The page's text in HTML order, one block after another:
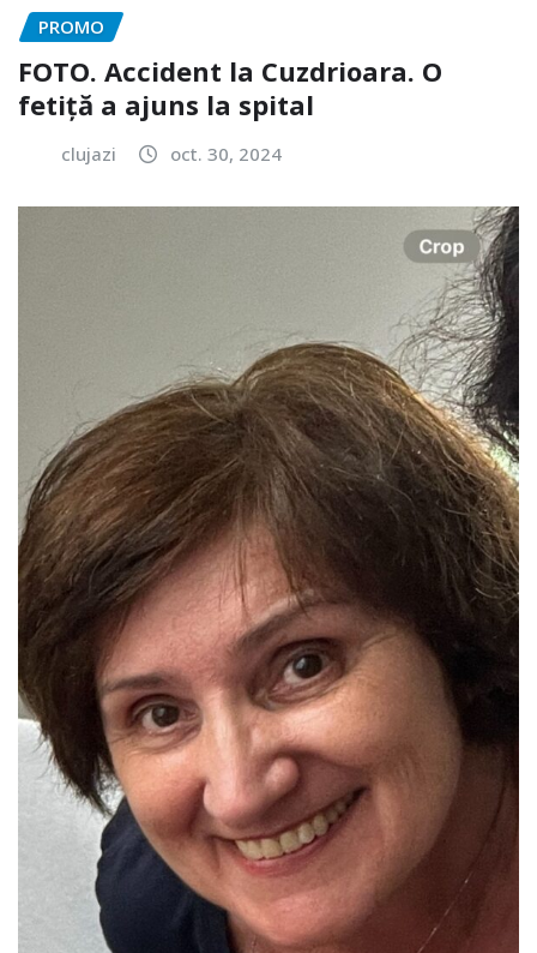
PROMO
FOTO. Accident la Cuzdrioara. O
fetiță a ajuns la spital
clujazi oct. 30, 2024